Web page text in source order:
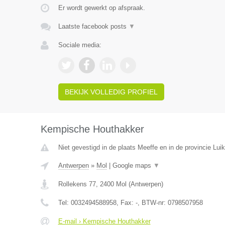
Er wordt gewerkt op afspraak.
Laatste facebook posts ▼
Sociale media:
BEKIJK VOLLEDIG PROFIEL
Kempische Houthakker
Niet gevestigd in de plaats Meeffe en in de provincie
Antwerpen» Mol Google maps ▼
Rollekens 77, 2400 Mol (Antwerpen)
Tel: 0032494588958, Fax: -, BTW-nr: 0798507958
E-mail › Kempische Houthakker